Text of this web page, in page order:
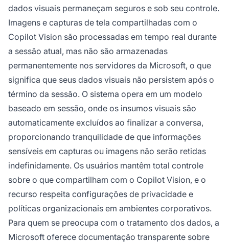
dados visuais permaneçam seguros e sob seu controle.
Imagens e capturas de tela compartilhadas com o
Copilot Vision são processadas em tempo real durante
a sessão atual, mas não são armazenadas
permanentemente nos servidores da Microsoft, o que
significa que seus dados visuais não persistem após o
término da sessão. O sistema opera em um modelo
baseado em sessão, onde os insumos visuais são
automaticamente excluídos ao finalizar a conversa,
proporcionando tranquilidade de que informações
sensíveis em capturas ou imagens não serão retidas
indefinidamente. Os usuários mantêm total controle
sobre o que compartilham com o Copilot Vision, e o
recurso respeita configurações de privacidade e
políticas organizacionais em ambientes corporativos.
Para quem se preocupa com o tratamento dos dados, a
Microsoft oferece documentação transparente sobre